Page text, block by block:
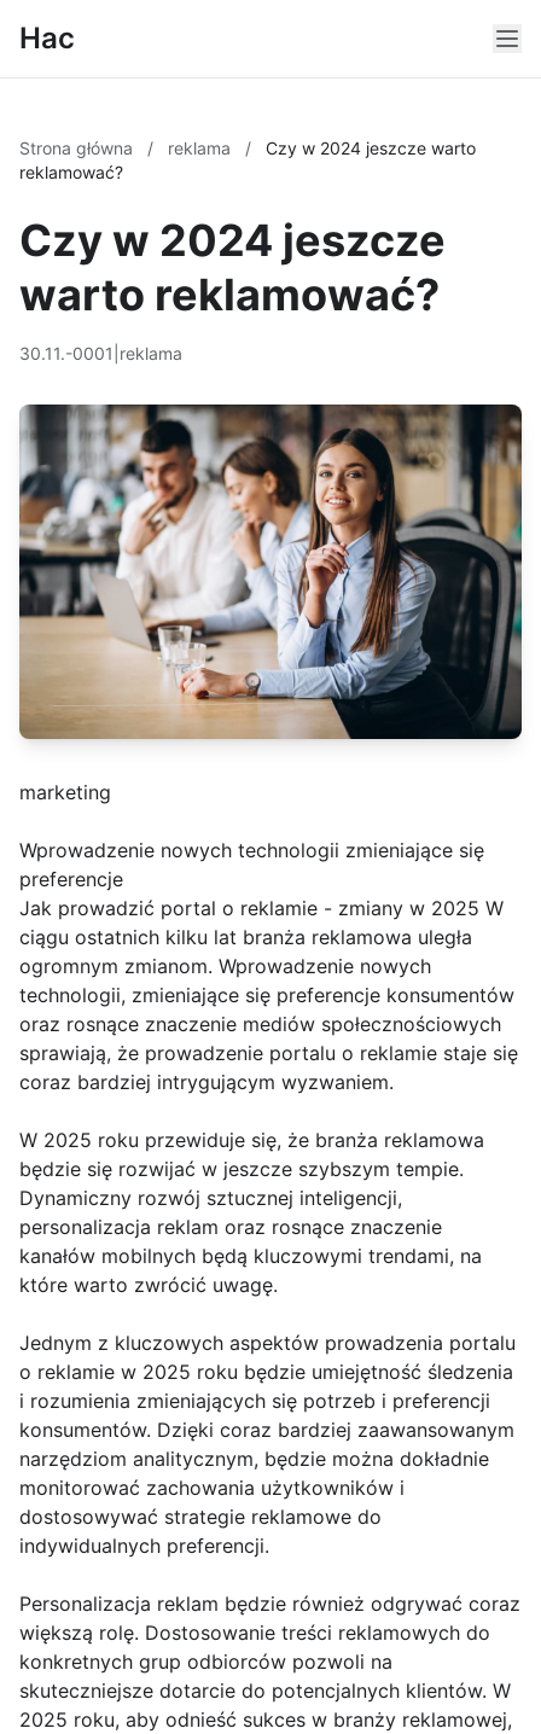
Hac
Strona główna / reklama /
Czy w 2024 jeszcze warto
reklamować?
Czy w 2024 jeszcze
warto reklamować?
30.11.-0001 reklama
marketing
Wprowadzenie nowych technologii zmieniające się
preferencje
Jak prowadzić portal o reklamie - zmiany w 2025 W
ciągu ostatnich kilku lat branża reklamowa uległa
ogromnym zmianom. Wprowadzenie nowych
technologii, zmieniające się preferencje konsumentów
oraz rosnące znaczenie mediów społecznościowych
sprawiają, że prowadzenie portalu o reklamie staje się
coraz bardziej intrygującym wyzwaniem.
W 2025 roku przewiduje się, że branża reklamowa
będzie się rozwijać w jeszcze szybszym tempie.
Dynamiczny rozwój sztucznej inteligencji,
personalizacja reklam oraz rosnące znaczenie
kanałów mobilnych będą kluczowymi trendami, na
które warto zwrócić uwagę.
Jednym z kluczowych aspektów prowadzenia portalu
o reklamie w 2025 roku będzie umiejętność śledzenia
i rozumienia zmieniających się potrzeb i preferencji
konsumentów. Dzięki coraz bardziej zaawansowanym
narzędziom analitycznym, będzie można dokładnie
monitorować zachowania użytkowników i
dostosowywać strategie reklamowe do
indywidualnych preferencji.
Personalizacja reklam będzie również odgrywać coraz
większą rolę. Dostosowanie treści reklamowych do
konkretnych grup odbiorców pozwoli na
skuteczniejsze dotarcie do potencjalnych klientów. W
2025 roku, aby odnieść sukces w branży reklamowej,